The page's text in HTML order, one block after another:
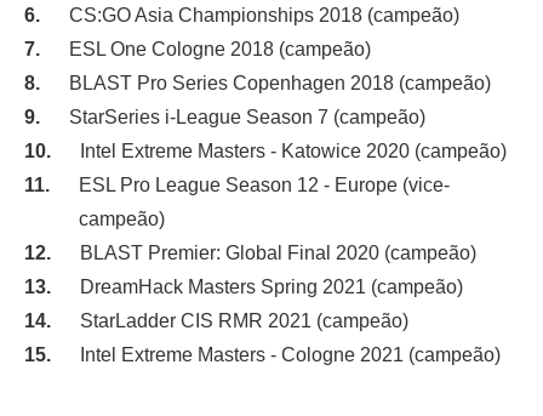
CS:GO Asia Championships 2018 (campeão)
ESL One Cologne 2018 (campeão)
BLAST Pro Series Copenhagen 2018 (campeão)
StarSeries i-League Season 7 (campeão)
Intel Extreme Masters - Katowice 2020 (campeão)
ESL Pro League Season 12 - Europe (vice-
campeão)
BLAST Premier: Global Final 2020 (campeão)
DreamHack Masters Spring 2021 (campeão)
StarLadder CIS RMR 2021 (campeão)
Intel Extreme Masters - Cologne 2021 (campeão)